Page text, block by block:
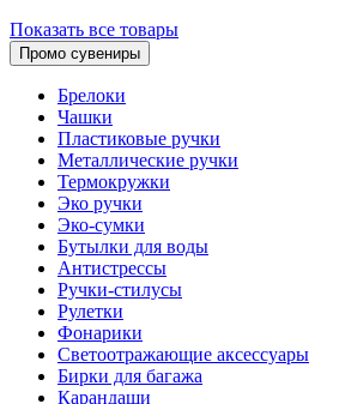
Показать все товары
Промо сувениры
Брелоки
Чашки
Пластиковые ручки
Металлические ручки
Термокружки
Эко ручки
Эко-сумки
Бутылки для воды
Антистрессы
Ручки-стилусы
Рулетки
Фонарики
Светоотражающие аксессуары
Бирки для багажа
Карандаши